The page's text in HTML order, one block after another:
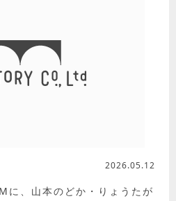
に、山本のどか・りょうたが
2026.05.12